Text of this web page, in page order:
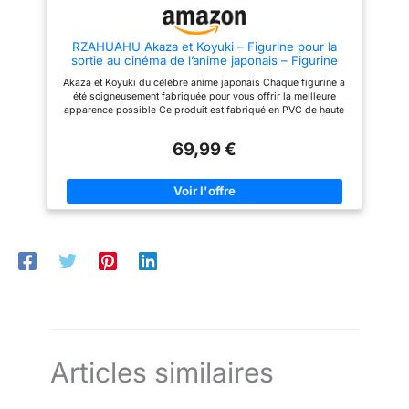
Mbappé rejoint la collection
officielle des figurines Équipe
de France. Associez la figurine
Mbappé aux autres joueurs de
votre équipe idéale et revivre
les plus grands moments des
Bleus. UN CADEAU POUR LES
Fabriquée en PVC résistant
avec des finitions soignées,
conçue pour durer. Une
excellente idée cadeau pour les
fans de Kylian Mbappé, les
football français.
cadeau d’anniversaire ou de
ans qui aiment les animaux, les
figurines miniatures et le safari;
RZAHUAHU Akaza et Koyuki – Figurine pour la
sortie au cinéma de l’anime japonais – Figurine
Akaza et Koyuki du célèbre anime japonais Chaque figurine a
été soigneusement fabriquée pour vous offrir la meilleure
apparence possible Ce produit est fabriqué en PVC de haute
nous ne pouvons pas garantir que le colis arrive intact. Si la
contacter et nous vous proposerons une solution de
compensation Veuillez nous contacter si vous avez des
questions sur le produit, nous vous répondrons dans les 24
69,99 €
Articles similaires